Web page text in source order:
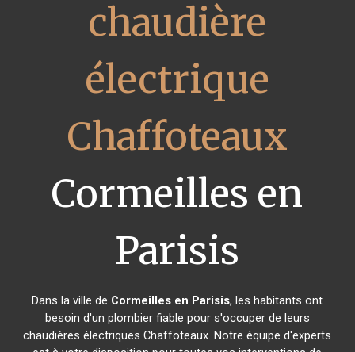
chaudière
électrique
Chaffoteaux
Cormeilles en
Parisis
Dans la ville de Cormeilles en Parisis, les habitants ont
besoin d'un plombier fiable pour s'occuper de leurs
chaudières électriques Chaffoteaux. Notre équipe d'experts